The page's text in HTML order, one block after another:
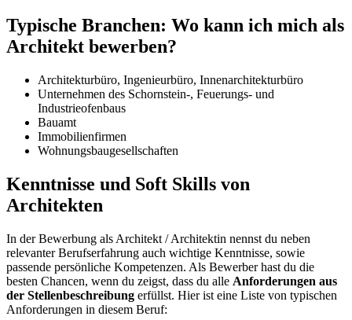
Typische Branchen: Wo kann ich mich als
Architekt bewerben?
Architekturbüro, Ingenieurbüro, Innenarchitekturbüro
Unternehmen des Schornstein-, Feuerungs- und
Industrieofenbaus
Bauamt
Immobilienfirmen
Wohnungsbaugesellschaften
Kenntnisse und Soft Skills von
Architekten
In der Bewerbung als Architekt / Architektin nennst du neben
relevanter Berufserfahrung auch wichtige Kenntnisse, sowie
passende persönliche Kompetenzen. Als Bewerber hast du die
besten Chancen, wenn du zeigst, dass du alle Anforderungen aus
der Stellenbeschreibung erfüllst. Hier ist eine Liste von typischen
Anforderungen in diesem Beruf: